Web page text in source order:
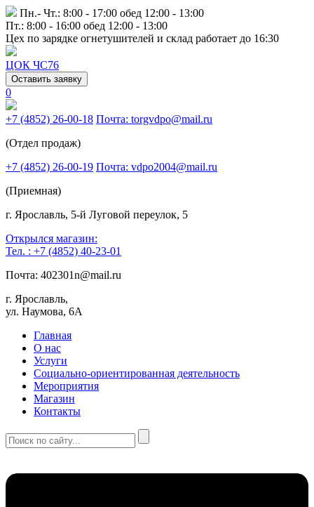
Пн.- Чт.: 8:00 - 17:00 обед 12:00 - 13:00
Пт.: 8:00 - 16:00 обед 12:00 - 13:00
Цех по зарядке огнетушителей и склад работает до 16:30
ЦОК ЧС76
Оставить заявку
0
+7 (4852) 26-00-18 Почта: torgvdpo@mail.ru
(Отдел продаж)
+7 (4852) 26-00-19 Почта: vdpo2004@mail.ru
(Приемная)
г. Ярославль, 5-й Луговой переулок, 5
Открылся магазин:
Тел. : +7 (4852) 40-23-01
Почта: 402301n@mail.ru
г. Ярославль,
ул. Наумова, 6А
Главная
О нас
Услуги
Социально-ориентированная деятельность
Мероприятия
Магазин
Контакты